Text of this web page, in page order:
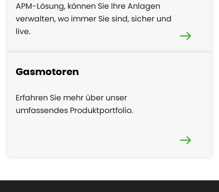
APM-Lösung, können Sie Ihre Anlagen
verwalten, wo immer Sie sind, sicher und
live.
Gasmotoren
Erfahren Sie mehr über unser
umfassendes Produktportfolio.